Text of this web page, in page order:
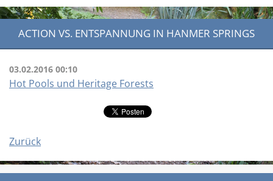
ACTION VS. ENTSPANNUNG IN HANMER SPRINGS
03.02.2016 00:10
Hot Pools und Heritage Forests
Zurück